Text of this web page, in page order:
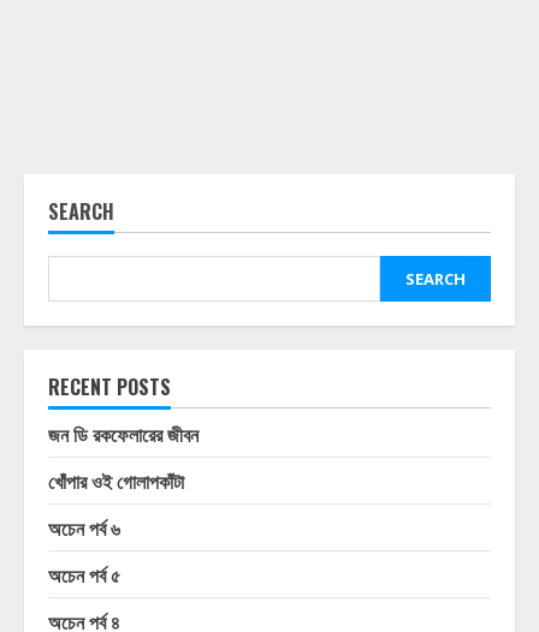
SEARCH
SEARCH
RECENT POSTS
জন ডি রকফেলারের জীবন
খোঁপার ওই গোলাপকাঁটা
অচেন পর্ব ৬
অচেন পর্ব ৫
অচেন পর্ব ৪